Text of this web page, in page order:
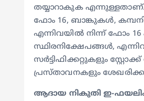
തയ്യാറാകുക
ഫോം 16, ബാങ്കുകൾ,
എന്നിവയിൽ നിന്ന് ഫോം
സ്ഥിരനിക്ഷേപങ്ങൾ,
സർട്ടിഫിക്കറ്റുകളും
പ്രസ്താവനകളും
ആദായ നികുതി ഇ-